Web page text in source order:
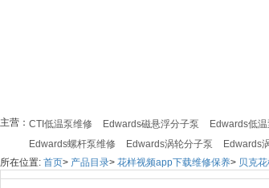
主营： CTI低温泵维修 Edwards磁悬浮分子泵 Edwards低
Edwards螺杆泵维修
Edwards涡轮分子泵 Edwards
所在位置: 首页> 产品目录> 花样视频app下载维修保养> 贝克